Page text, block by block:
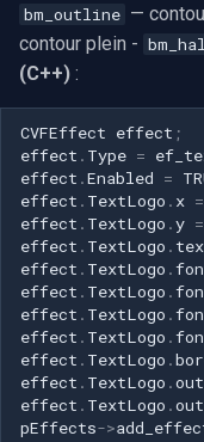
ef_deint_blend
ef_deint_triangle
ef_deint_cavt
Chaînage d'effets
Considérations de
performance
Utilisation CPU par
Conseils
bm_outline —
contour plein -
(C++) :
CVFEffect effect ;
effect . Type =
effect .Enabled =
effect . TextLogo . x =
effect . TextLogo .y =
effect . TextLogo .
effect . TextLogo .
effect . TextLogo .
effect . TextLogo .
effect . TextLogo .
effect . TextLogo .
effect . TextLogo .
effect . TextLogo .
pEffects->